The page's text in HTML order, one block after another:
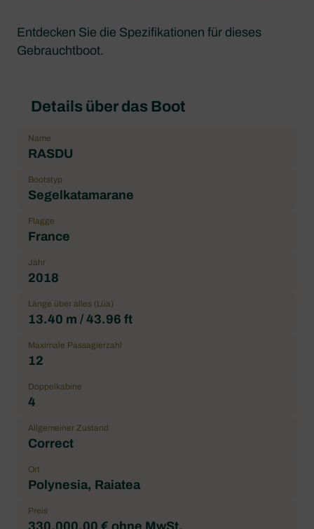
Entdecken Sie die Spezifikationen für dieses
Gebrauchtboot.
Details über das Boot
Name
RASDU
Bootstyp
Segelkatamarane
Flagge
France
Jahr
2018
Länge über alles (Lüa)
13.40 m / 43.96 ft
Maximale Passagierzahl
12
Doppelkabine
4
Allgemeiner Zustand
Correct
Ort
Polynesia, Raiatea
Preis